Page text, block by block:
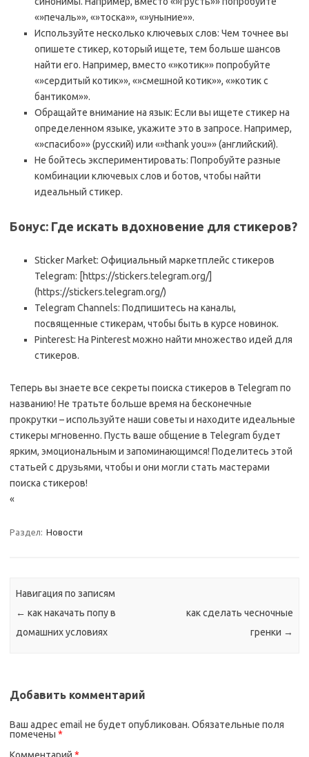
«»печаль»», «»тоска»», «»уныние»».
Используйте несколько ключевых слов: Чем точнее вы
опишете стикер, который ищете, тем больше шансов
найти его. Например, вместо «»котик»» попробуйте
«»сердитый котик»», «»смешной котик»», «»котик с
бантиком»».
Обращайте внимание на язык: Если вы ищете стикер на
определенном языке, укажите это в запросе. Например,
«»спасибо»» (русский) или «»thank you»» (английский).
Не бойтесь экспериментировать: Попробуйте разные
комбинации ключевых слов и ботов, чтобы найти
идеальный стикер.
Бонус: Где искать вдохновение для стикеров?
Sticker Market: Официальный маркетплейс стикеров
Telegram: [https://stickers.telegram.org/]
(https://stickers.telegram.org/)
Telegram Channels: Подпишитесь на каналы,
посвященные стикерам, чтобы быть в курсе новинок.
Pinterest: На Pinterest можно найти множество идей для
стикеров.
Теперь вы знаете все секреты поиска стикеров в Telegram по
названию! Не тратьте больше время на бесконечные
прокрутки – используйте наши советы и находите идеальные
стикеры мгновенно. Пусть ваше общение в Telegram будет
ярким, эмоциональным и запоминающимся! Поделитесь этой
статьей с друзьями, чтобы и они могли стать мастерами
поиска стикеров!
«
Раздел: Новости
Навигация по записям
← как накачать попу в
домашних условиях
как сделать чесночные
гренки →
Добавить комментарий
Ваш адрес email не будет опубликован. Обязательные поля
помечены *
Комментарий *